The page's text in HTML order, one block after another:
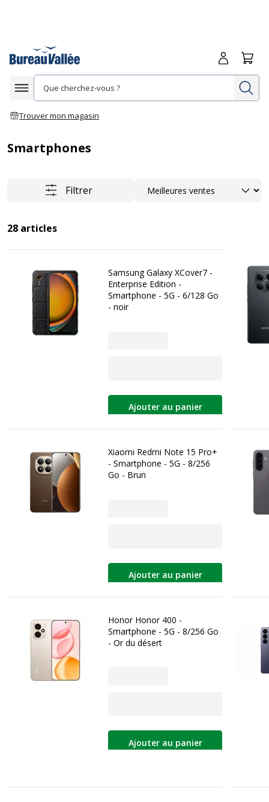
Afficher la navigation
Trouver mon magasin
Me
Smartphones
Filtrer Trier
28 articles
Samsung Galaxy XCover7 -
Enterprise Edition -
Smartphone - 5G - 6/128 Go
- noir
Ajouter au panier
Xiaomi Redmi Note 15 Pro+
- Smartphone - 5G - 8/256
Go - Brun
Ajouter au panier
Honor Honor 400 -
Smartphone - 5G - 8/256 Go
- Or du désert
Ajouter au panier